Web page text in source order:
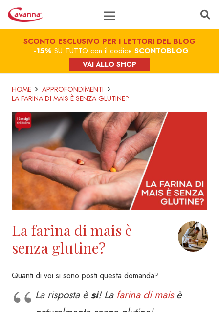
SCONTO ESCLUSIVO PER I LETTORI DEL BLOG
-15% SU TUTTO con il codice SCONTOBLOG
VAI ALLO SHOP
HOME
APPROFONDIMENTI
LA FARINA DI MAIS È SENZA GLUTINE?
La farina di mais è
senza glutine?
Quanti di voi si sono posti questa domanda?
La risposta è si! La farina di maisè